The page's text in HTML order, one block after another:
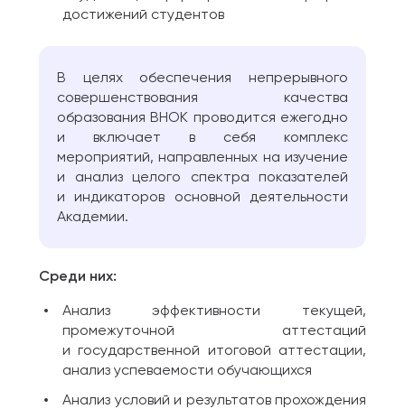
достижений студентов
В целях обеспечения непрерывного
совершенствования качества
образования ВНОК проводится ежегодно
и включает в себя комплекс
мероприятий, направленных на изучение
и анализ целого спектра показателей
и индикаторов основной деятельности
Академии.
Среди них:
Анализ эффективности текущей,
промежуточной аттестаций
и государственной итоговой аттестации,
анализ успеваемости обучающихся
Анализ условий и результатов прохождения